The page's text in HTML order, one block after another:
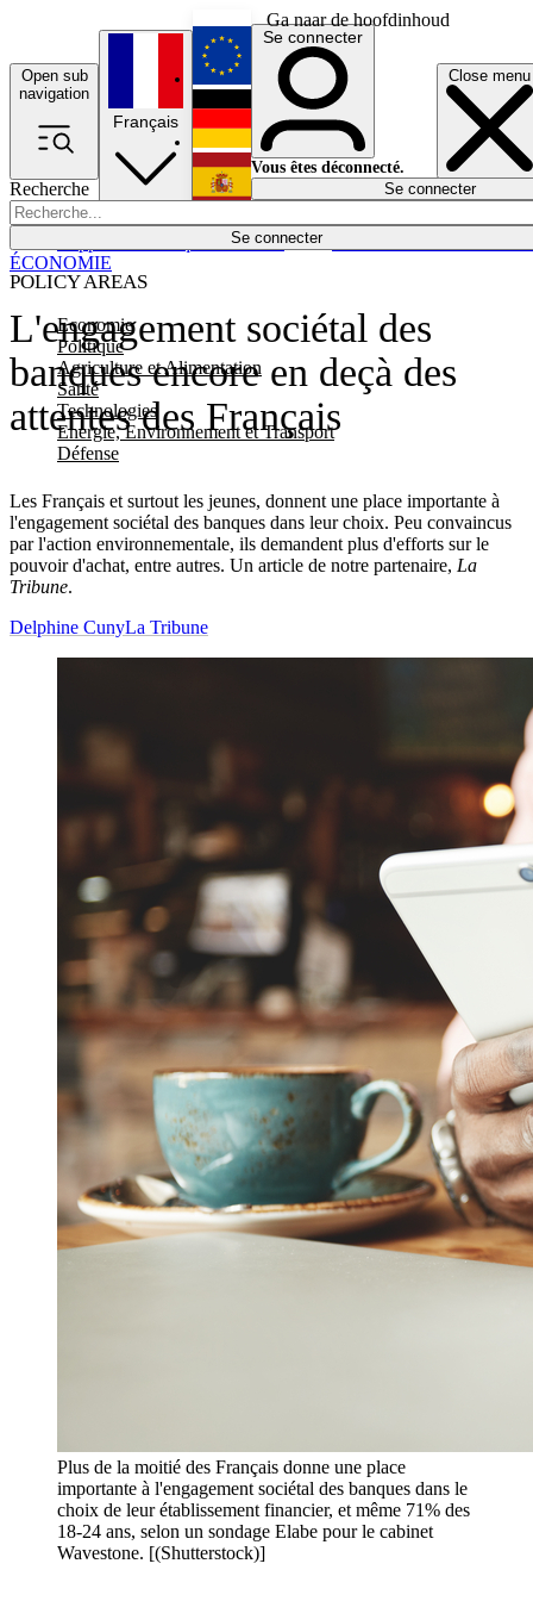
Ga naar de hoofdinhoud
Open sub
navigation
Close menu
Recherche
Se connecter
POLICY AREAS
Economie
Politique
Agriculture et Alimentation
Santé
Technologies
Energie, Environnement et Transport
Défense
Économie
Français
English
Deutsch
Español
Se connecter
Vous êtes déconnecté.
Se connecter
L'engagement sociétal des
banques encore en deçà des
attentes des Français
Les Français et surtout les jeunes, donnent une place importante à
l'engagement sociétal des banques dans leur choix. Peu convaincus
par l'action environnementale, ils demandent plus d'efforts sur le
pouvoir d'achat, entre autres. Un article de notre partenaire, La
Tribune.
ÉCONOMIE
Delphine CunyLa Tribune
Plus de la moitié des Français donne une place
importante à l'engagement sociétal des banques dans le
choix de leur établissement financier, et même 71% des
18-24 ans, selon un sondage Elabe pour le cabinet
Wavestone. [(Shutterstock)]